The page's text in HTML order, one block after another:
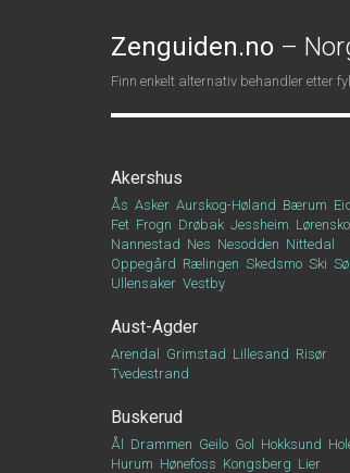
Zenguiden.no –
Finn enkelt alternativ behandler etter
Akershus
Ås Asker Aurskog-Høland Bærum
Fet Frogn Drøbak Jessheim
Nannestad Nes Nesodden Nittedal
Oppegård Rælingen Skedsmo Ski
Ullensaker Vestby
Aust-Agder
Arendal Grimstad Lillesand Risør
Tvedestrand
Buskerud
Ål Drammen Geilo Gol Hokksund
Hurum Hønefoss Kongsberg Lier